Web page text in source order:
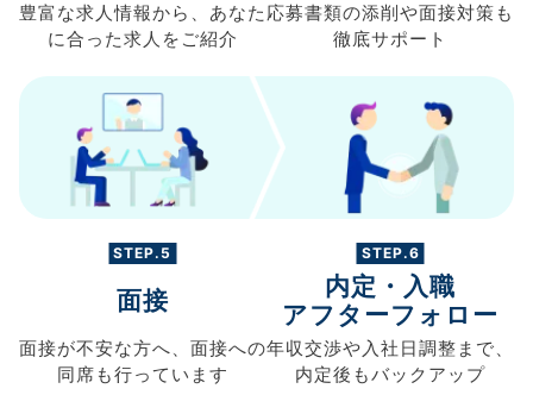
豊富な求人情報から、 あなた
に合った求人を ご紹介
応募書類の添削や面接対策も
徹底サポート
STEP.5
面接
面接が不安な方へ、 面接への
同席も行っています
STEP.6
内定・入職
アフターフォロー
年収交渉や入社日調整まで、
内定後もバックアップ